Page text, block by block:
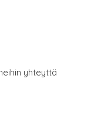
yhteyttä